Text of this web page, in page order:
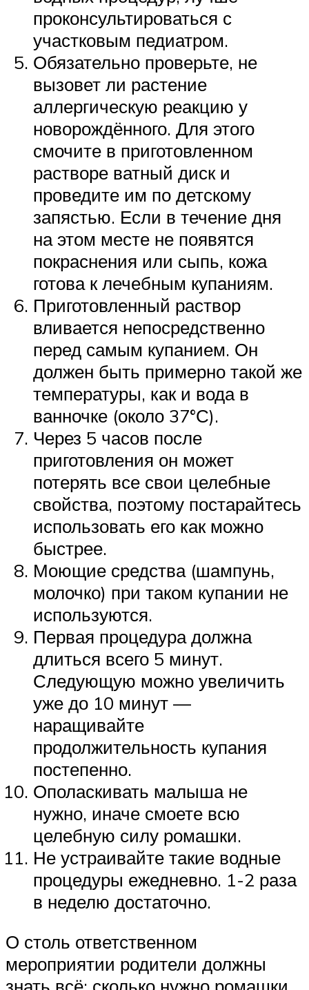
проконсультироваться с
участковым педиатром.
Обязательно проверьте, не
вызовет ли растение
аллергическую реакцию у
новорождённого. Для этого
смочите в приготовленном
растворе ватный диск и
проведите им по детскому
запястью. Если в течение дня
на этом месте не появятся
покраснения или сыпь, кожа
готова к лечебным купаниям.
Приготовленный раствор
вливается непосредственно
перед самым купанием. Он
должен быть примерно такой же
температуры, как и вода в
ванночке (около 37°С).
Через 5 часов после
приготовления он может
потерять все свои целебные
свойства, поэтому постарайтесь
использовать его как можно
быстрее.
Моющие средства (шампунь,
молочко) при таком купании не
используются.
Первая процедура должна
длиться всего 5 минут.
Следующую можно увеличить
уже до 10 минут —
наращивайте
продолжительность купания
постепенно.
Ополаскивать малыша не
нужно, иначе смоете всю
целебную силу ромашки.
Не устраивайте такие водные
процедуры ежедневно. 1-2 раза
в неделю достаточно.
О столь ответственном
мероприятии родители должны